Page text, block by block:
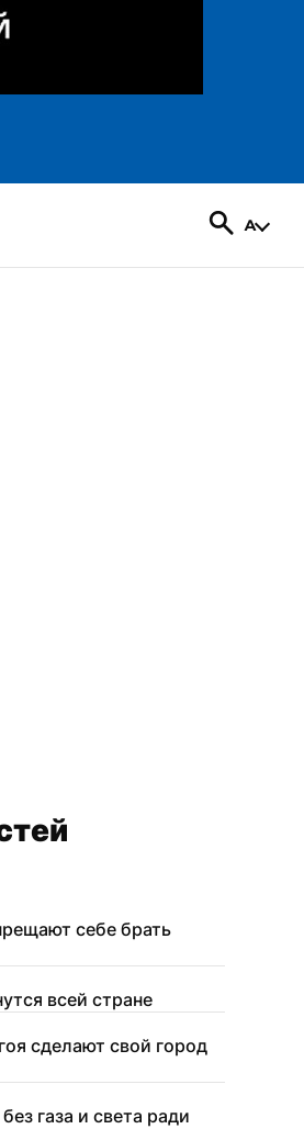
себе брать
всей стране
сделают свой город
газа и света ради